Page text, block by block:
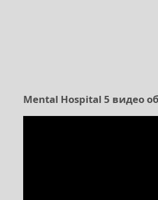
Mental Hospital 5 видео